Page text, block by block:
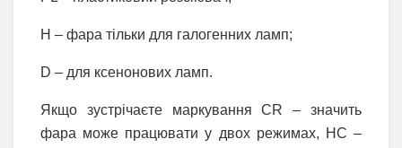
Н – фара тільки для галогенних ламп;
D – для ксенонових ламп.
Якщо зустрічаєте маркування CR – значить
фара може працювати у двох режимах, НС –